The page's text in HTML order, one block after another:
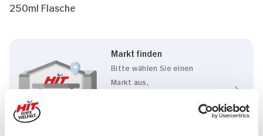
250ml Flasche
Markt finden
Bitte wählen Sie einen
Markt aus,